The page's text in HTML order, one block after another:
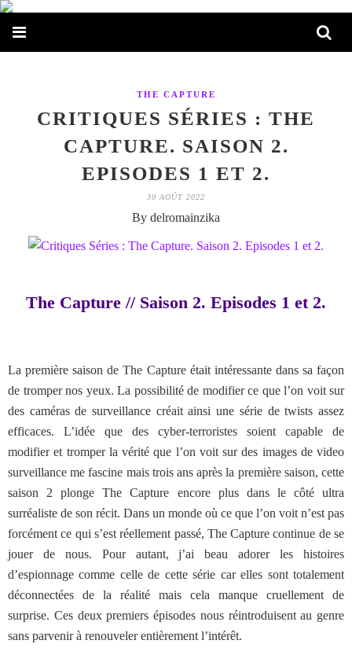
THE CAPTURE
CRITIQUES SÉRIES : THE
CAPTURE. SAISON 2.
EPISODES 1 ET 2.
30 AOÛT 2022
By delromainzika
The Capture // Saison 2. Episodes 1 et 2.
La première saison de The Capture était intéressante dans sa façon
de tromper nos yeux. La possibilité de modifier ce que l’on voit sur
des caméras de surveillance créait ainsi une série de twists assez
efficaces. L’idée que des cyber-terroristes soient capable de
modifier et tromper la vérité que l’on voit sur des images de video
surveillance me fascine mais trois ans après la première saison, cette
saison 2 plonge The Capture encore plus dans le côté ultra
surréaliste de son récit. Dans un monde où ce que l’on voit n’est pas
forcément ce qui s’est réellement passé, The Capture continue de se
jouer de nous. Pour autant, j’ai beau adorer les histoires
d’espionnage comme celle de cette série car elles sont totalement
déconnectées de la réalité mais cela manque cruellement de
surprise. Ces deux premiers épisodes nous réintroduisent au genre
sans parvenir à renouveler entièrement l’intérêt.